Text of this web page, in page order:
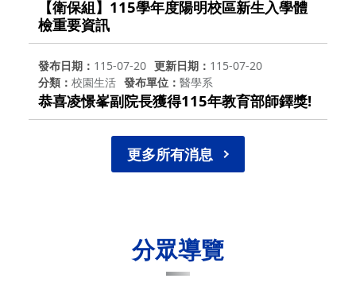
【衛保組】115學年度陽明校區新生入學體
檢重要資訊
發布日期 115-07-20 更新日期
115-07-20
分類
校園生活 發布單位 醫學系
恭喜凌憬峯副院長獲得115年教育部師鐸獎!
更多所有消息
分眾導覽